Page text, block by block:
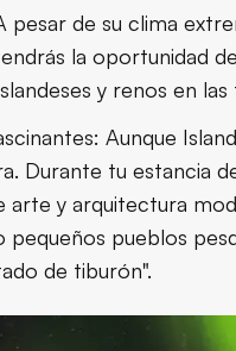
pesar de su clima
la oportunidad
y renos en las
Aunque
Durante tu estancia
arte y arquitectura
pequeños pueblos
de tiburón".